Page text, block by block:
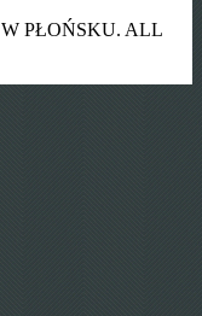
PŁOŃSKU. ALL